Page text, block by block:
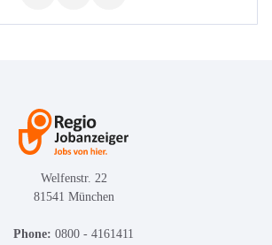
Welfenstr. 22
81541 München
Phone: 0800 - 4161411